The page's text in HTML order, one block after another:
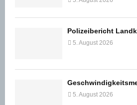
Polizeibericht
5. August 2026
5. August 2026